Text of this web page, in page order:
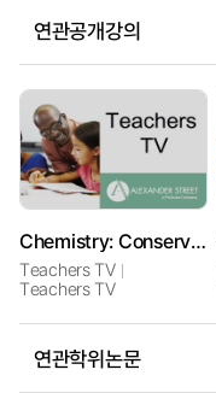
연관공개강의
Chemistry: Conservation of Mass
Teachers TV
Teachers TV
연관학위논문